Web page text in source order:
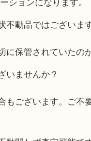
不動品ではございま
保管されていたの
いませんか？
もございます。ご